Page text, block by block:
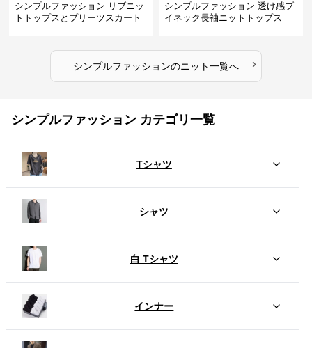
シンプルファッション リブニッ
トトップスとプリーツスカート
シンプルファッション 透け感ブ
イネック長袖ニットトップス
シンプルファッションのニット一覧へ ›
シンプルファッション カテゴリ一覧
Tシャツ
シャツ
白 Tシャツ
インナー